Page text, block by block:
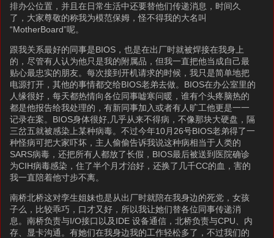
排办公位置，并且在日常生活中还要替他们传递消息，时间久
了，大家尊敬的称我为模范保姆，怪不得我的大名叫
“MotherBoard”呢。
跟我关系最好的同事是BIOS，也是在出厂时就被焊接在我身上
的，尽管有人认为他只是我的附属品，但我一直把他当成自己最
贴心最忠实的朋友。每次接到开机请求的时候，我只是简单地把
电源打开，其他的事情都交给BIOS老弟去做。BIOS在办公室里的
人缘很好，每天都热情向各位同事嘘寒问暖，谁有个头疼脑热的
都是他报告给我处理的，有新同事加入或者有人旷工他更是一一
记录在案。BIOS身体很好,几乎从来不得病，不像那块大硬盘，隔
三岔五就被感染上某种病毒。不过今年10月26号BIOS老弟得了一
种怪病可把大家吓坏，主人偷偷告诉我说这种病相当于人类的
SARS病毒，还把所有人都放了长假，BIOS最后被送到医院确诊
为CIH病毒感染，住了半个月才治好，还换了几千CC的血，害的
我一直陪着他寸步不离。
南桥北桥这对孪生姐妹也是从出厂时就陪在我身边的死党，女孩
子么，比较乖巧，口才又好，所以我让她们替各位同事传递消
息。南桥负责与I/O接口以及IDE 设备通信，北桥负责与CPU、内
存、显卡沟通。有她们在我身边我的工作轻松多了，不过我们的